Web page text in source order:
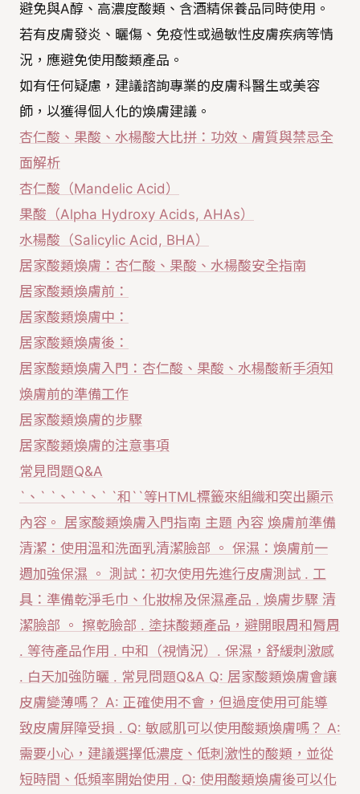
避免與A醇、高濃度酸類、含酒精保養品同時使用。
若有皮膚發炎、曬傷、免疫性或過敏性皮膚疾病等情
況，應避免使用酸類產品。
如有任何疑慮，建議諮詢專業的皮膚科醫生或美容
師，以獲得個人化的煥膚建議。
杏仁酸、果酸、水楊酸大比拼：功效、膚質與禁忌全
面解析
杏仁酸（Mandelic Acid）
果酸（Alpha Hydroxy Acids, AHAs）
水楊酸（Salicylic Acid, BHA）
居家酸類煥膚：杏仁酸、果酸、水楊酸安全指南
居家酸類煥膚前：
居家酸類煥膚中：
居家酸類煥膚後：
居家酸類煥膚入門：杏仁酸、果酸、水楊酸新手須知
煥膚前的準備工作
居家酸類煥膚的步驟
居家酸類煥膚的注意事項
常見問題Q&A
`、` `、` `、` `和``等HTML標籤來組織和突出顯示
內容。 居家酸類煥膚入門指南 主題 內容 煥膚前準備
清潔：使用溫和洗面乳清潔臉部 。 保濕：煥膚前一
週加強保濕 。 測試：初次使用先進行皮膚測試 . 工
具：準備乾淨毛巾、化妝棉及保濕產品 . 煥膚步驟 清
潔臉部 。 擦乾臉部 . 塗抹酸類產品，避開眼周和脣周
. 等待產品作用 . 中和（視情況）. 保濕，舒緩刺激感
. 白天加強防曬 . 常見問題Q&A Q: 居家酸類煥膚會讓
皮膚變薄嗎？ A: 正確使用不會，但過度使用可能導
致皮膚屏障受損 . Q: 敏感肌可以使用酸類煥膚嗎？ A:
需要小心，建議選擇低濃度、低刺激性的酸類，並從
短時間、低頻率開始使用 . Q: 使用酸類煥膚後可以化